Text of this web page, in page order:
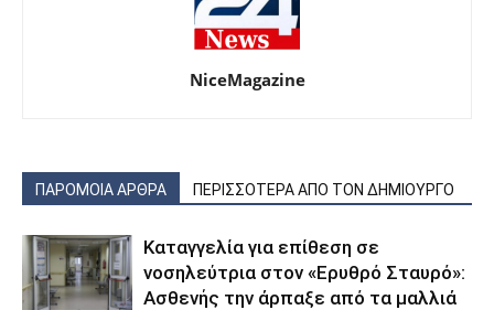
NiceMagazine
ΠΑΡΟΜΟΙΑ ΑΡΘΡΑ ΠΕΡΙΣΣΟΤΕΡΑ ΑΠΟ ΤΟΝ ΔΗΜΙΟΥΡΓΟ
Καταγγελία για επίθεση σε
νοσηλεύτρια στον «Ερυθρό Σταυρό»:
Ασθενής την άρπαξε από τα μαλλιά